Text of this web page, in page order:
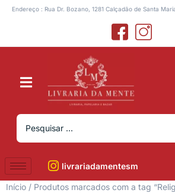
Endereço : Rua Dr. Bozano, 1281 Calçadão de Santa
livrariadamentesm
Início / Produtos marcados com a tag